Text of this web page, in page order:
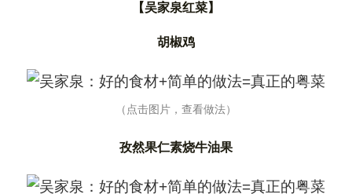
【吴家泉红菜】
胡椒鸡
（点击图片，查看做法）
孜然果仁素烧牛油果